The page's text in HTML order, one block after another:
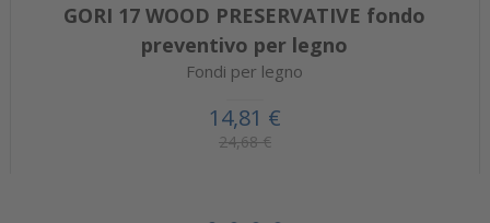
GORI 17 WOOD PRESERVATIVE fondo
preventivo per legno
Fondi per legno
14,81 €
24,68 €